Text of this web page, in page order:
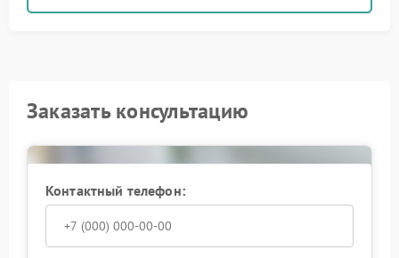
Заказать консультацию
Контактный телефон: